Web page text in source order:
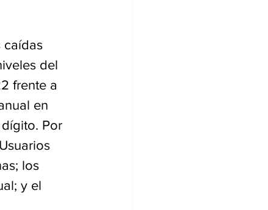
caídas
del
frente a
en
Por
los
y el